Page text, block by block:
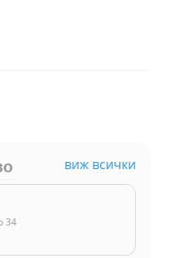
виж всички
34